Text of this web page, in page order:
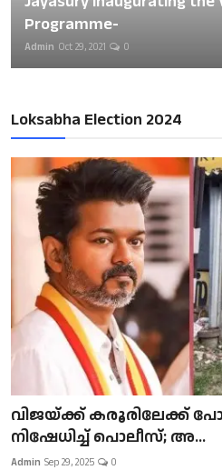
Programme-
Admin Oct 29, 2021 0
Loksabha Election 2024
വിജയ്ക്ക് കരൂരിലേക്ക്
നിഷേധിച്ച് പൊലീസ്; അ...
Admin Sep 29, 2025 0